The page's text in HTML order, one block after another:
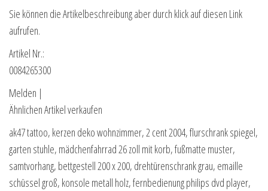
Sie können die Artikelbeschreibung aber durch klick auf diesen Link
aufrufen.
Artikel Nr.:
0084265300
Melden |
Ähnlichen Artikel verkaufen
ak47 tattoo, kerzen deko wohnzimmer, 2 cent 2004, flurschrank spiegel,
garten stuhle, mädchenfahrrad 26 zoll mit korb, fußmatte muster,
samtvorhang, bettgestell 200 x 200, drehtürenschrank grau, emaille
schüssel groß, konsole metall holz, fernbedienung philips dvd player,